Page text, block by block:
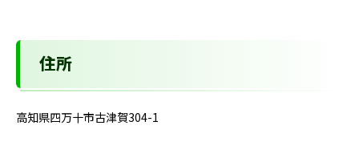
住所
高知県四万十市古津賀304-1